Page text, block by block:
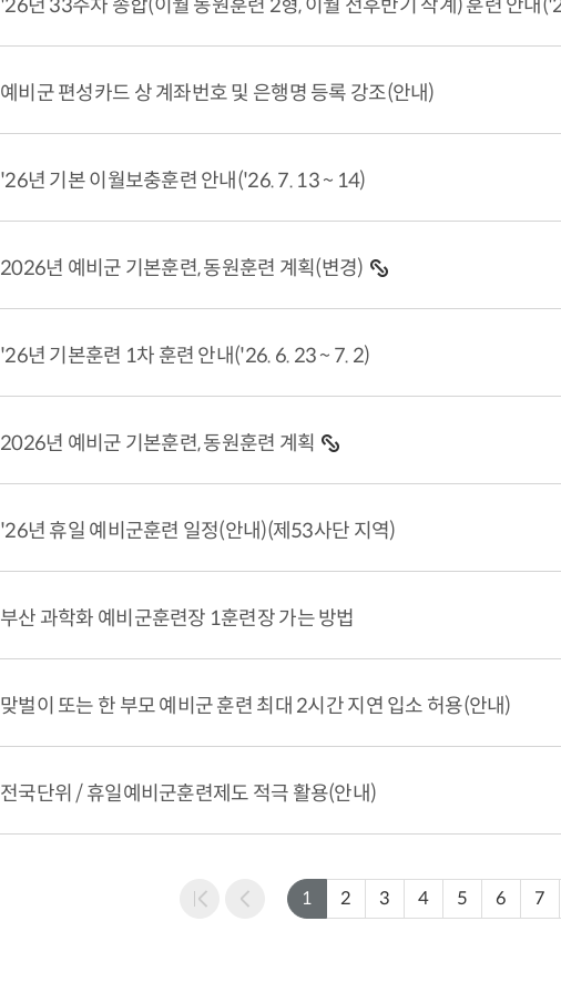
예비군 편성카드 상 계좌번호 및 은행명 등록 강조(안내)
'26년 기본 이월보충훈련 안내('26. 7. 13 ~ 14)
2026년 예비군 기본훈련, 동원훈련 계획(변경)
'26년 기본훈련 1차 훈련 안내('26. 6. 23 ~ 7. 2)
2026년 예비군 기본훈련, 동원훈련 계획
'26년 휴일 예비군훈련 일정(안내)(제53사단 지역)
부산 과학화 예비군훈련장 1훈련장 가는 방법
맞벌이 또는 한 부모 예비군 훈련 최대 2시간 지연 입소 허용(안내)
전국단위 / 휴일예비군훈련제도 적극 활용(안내)
1 2 3 4 5 6 7